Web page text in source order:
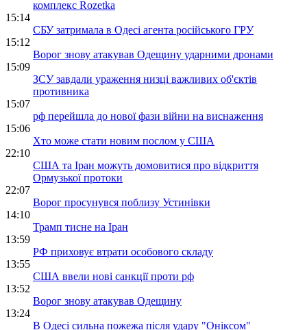
комплекс Rozetka
15:14
СБУ затримала в Одесі агента російського ГРУ
15:12
Ворог знову атакував Одещину ударними дронами
15:09
ЗСУ завдали ураження низці важливих об'єктів
противника
15:07
рф перейшла до нової фази війни на виснаження
15:06
Хто може стати новим послом у США
22:10
США та Іран можуть домовитися про відкриття
Ормузької протоки
22:07
Ворог просунувся поблизу Устинівки
14:10
Трамп тисне на Іран
13:59
РФ приховує втрати особового складу
13:55
США ввели нові санкції проти рф
13:52
Ворог знову атакував Одещину
13:24
В Одесі сильна пожежа після удару "Оніксом"